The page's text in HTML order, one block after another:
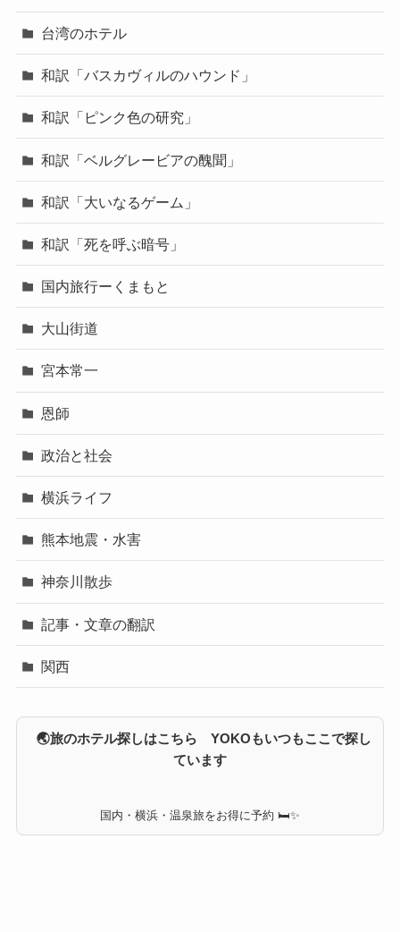
台湾のホテル
和訳「バスカヴィルのハウンド」
和訳「ピンク色の研究」
和訳「ベルグレービアの醜聞」
和訳「大いなるゲーム」
和訳「死を呼ぶ暗号」
国内旅行ーくまもと
大山街道
宮本常一
恩師
政治と社会
横浜ライフ
熊本地震・水害
神奈川散歩
記事・文章の翻訳
関西
🌏旅のホテル探しはこちら YOKOもいつもここで探し
ています
国内・横浜・温泉旅をお得に予約 🛏✨